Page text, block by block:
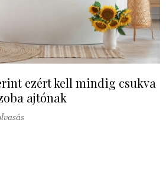
ezért kell mindig csukva
ajtónak